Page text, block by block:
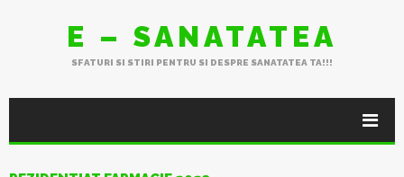
E – SANATATEA
SFATURI SI STIRI PENTRU SI DESPRE SANATATEA TA!!!